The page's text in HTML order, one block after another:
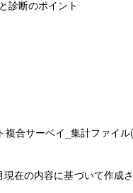
診断のポイント
複合サーベイ_集計ファイル
在の内容に基づいて作成さ